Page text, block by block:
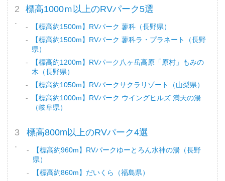
標高1000ｍ以上のRVパーク5選
【標高約1500m】RVパーク 蓼科（長野県）
【標高約1500m】RVパーク 蓼科ラ・プラネート（長野
県）
【標高約1200m】RVパーク八ヶ岳高原「原村」もみの
木（長野県）
【標高約1050m】RVパークサクラリゾート（山梨県）
【標高約1000m】RVパーク ウイングヒルズ 満天の湯
（岐阜県）
標高800m以上のRVパーク4選
【標高約960m】RVパークゆーとろん水神の湯（長野
県）
【標高約860m】だいくら（福島県）